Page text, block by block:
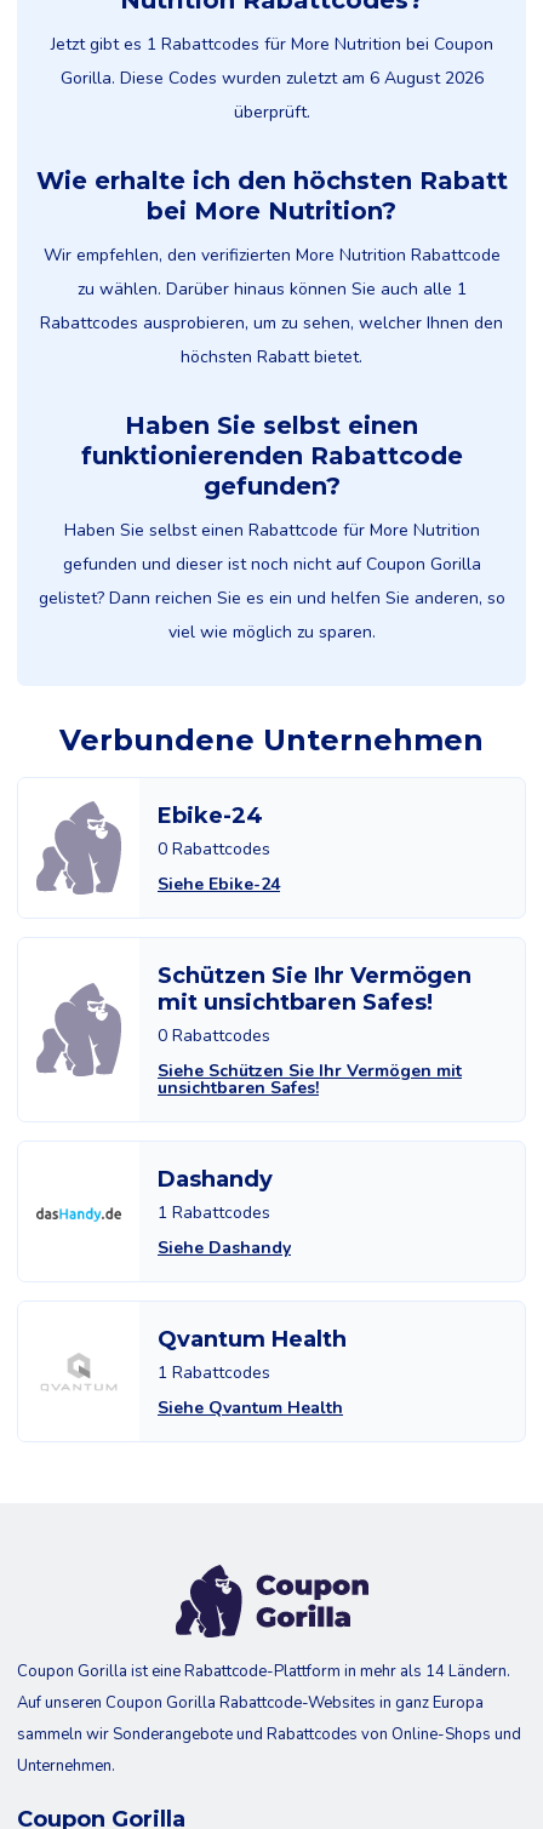
Jetzt gibt es 1 Rabattcodes für More Nutrition bei Coupon
Gorilla. Diese Codes wurden zuletzt am 6 August 2026
überprüft.
Wie erhalte ich den höchsten Rabatt
bei More Nutrition?
Wir empfehlen, den verifizierten More Nutrition Rabattcode
zu wählen. Darüber hinaus können Sie auch alle 1
Rabattcodes ausprobieren, um zu sehen, welcher Ihnen den
höchsten Rabatt bietet.
Haben Sie selbst einen
funktionierenden Rabattcode
gefunden?
Haben Sie selbst einen Rabattcode für More Nutrition
gefunden und dieser ist noch nicht auf Coupon Gorilla
gelistet? Dann reichen Sie es ein und helfen Sie anderen, so
viel wie möglich zu sparen.
Verbundene Unternehmen
Ebike-24
0 Rabattcodes
Siehe Ebike-24
Schützen Sie Ihr Vermögen
mit unsichtbaren Safes!
0 Rabattcodes
Siehe Schützen Sie Ihr Vermögen mit
unsichtbaren Safes!
Dashandy
1 Rabattcodes
Siehe Dashandy
Qvantum Health
1 Rabattcodes
Siehe Qvantum Health
Coupon Gorilla ist eine Rabattcode-Plattform in mehr als 14 Ländern.
Auf unseren Coupon Gorilla Rabattcode-Websites in ganz Europa
sammeln wir Sonderangebote und Rabattcodes von Online-Shops und
Unternehmen.
Coupon Gorilla